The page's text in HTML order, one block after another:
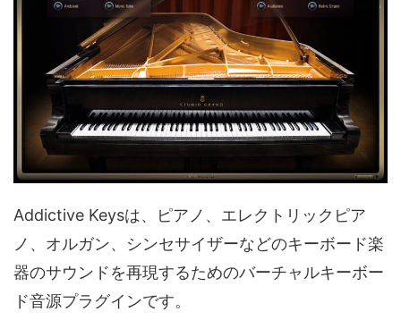
Addictive Keysは、ピアノ、エレクトリックピア
ノ、オルガン、シンセサイザーなどのキーボード楽
器のサウンドを再現するためのバーチャルキーボー
ド音源プラグインです。